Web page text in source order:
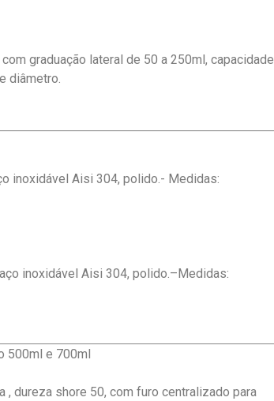
graduação lateral de 50 a 250ml, capacidade
diâmetro.
inoxidável Aisi 304, polido.- Medidas:
inoxidável Aisi 304, polido.–Medidas:
500ml e 700ml
, dureza shore 50, com furo centralizado para